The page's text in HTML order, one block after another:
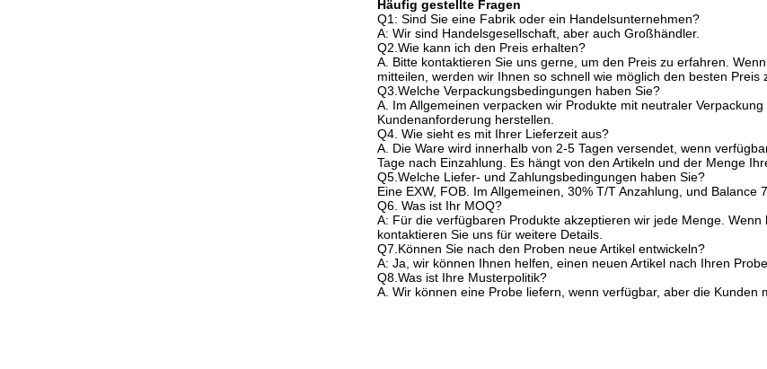
Häufig gestellte Fragen
Q1: Sind Sie eine Fabrik oder ein Handelsunternehmen?
A: Wir sind Handelsgesellschaft, aber auch Großhändler.
Q2.Wie kann ich den Preis erhalten?
A. Bitte kontaktieren Sie uns gerne, um den Preis zu erfahren.
mitteilen, werden wir Ihnen so schnell wie möglich den besten Preis
Q3.Welche Verpackungsbedingungen haben Sie?
A. Im Allgemeinen verpacken wir Produkte mit neutraler
Kundenanforderung herstellen.
Q4. Wie sieht es mit Ihrer Lieferzeit aus?
A. Die Ware wird innerhalb von 2-5 Tagen versendet, wenn
Tage nach Einzahlung. Es hängt von den Artikeln und der Menge
Q5.Welche Liefer- und Zahlungsbedingungen haben Sie?
Eine EXW, FOB. Im Allgemeinen, 30% T/T Anzahlung, und Balance
Q6. Was ist Ihr MOQ?
A: Für die verfügbaren Produkte akzeptieren wir jede Menge.
kontaktieren Sie uns für weitere Details.
Q7.Können Sie nach den Proben neue Artikel entwickeln?
A: Ja, wir können Ihnen helfen, einen neuen Artikel nach Ihren
Q8.Was ist Ihre Musterpolitik?
A. Wir können eine Probe liefern, wenn verfügbar, aber die Kunden